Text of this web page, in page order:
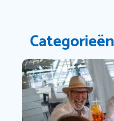
Categorieën